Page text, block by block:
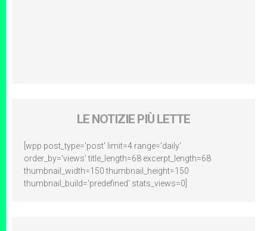
LE NOTIZIE PIÙ LETTE
[wpp post_type='post' limit=4 range='daily'
order_by='views' title_length=68 excerpt_length=68
thumbnail_width=150 thumbnail_height=150
thumbnail_build='predefined' stats_views=0]